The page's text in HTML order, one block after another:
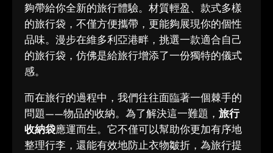
夠帶給你全新的旅行體驗。材質輕盈、款式多樣
的旅行袋，不僅方便攜帶，更能夠展現你的個性
品味。漫步在維多利亞港畔，挑選一款適合自己
的旅行袋，仿佛是給旅行增添了一份獨特的儀式
感。
而在旅行的過程中，我們往往面臨著一個棘手的
問題——物品的收納。為了解決這一難題， 旅行
收納袋應運而生。它不僅可以幫助你更加有序地
整理行李，還能有效地防止衣物皺折，為旅行提